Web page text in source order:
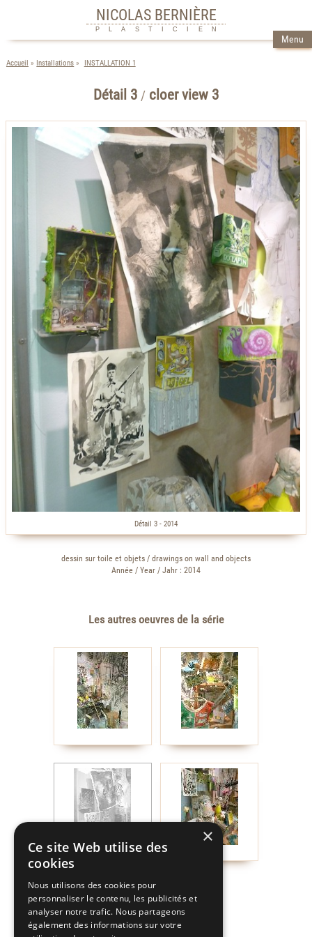
NICOLAS BERNIÈRE
PLASTICIEN
Menu
Accueil Installations INSTALLATION 1
Détail 3 / cloer view 3
Détail 3 - 2014
dessin sur toile et objets / drawings on wall and objects
Année / Year / Jahr : 2014
Les autres oeuvres de la série
×
Ce site Web utilise des
cookies
Nous utilisons des cookies pour
personnaliser le contenu, les publicités et
analyser notre trafic. Nous partageons
également des informations sur votre